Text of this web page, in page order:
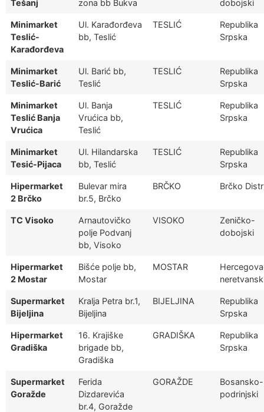
Tešanj zona bb Bukva dobojski
Minimarket
Teslić-
Karađorđeva
Ul. Karađorđeva
bb, Teslić
TESLIĆ
Republika
Srpska
Minimarket
Teslić-Barić
Ul. Barić bb,
Teslić
TESLIĆ
Republika
Srpska
Minimarket
Teslić Banja
Vrućica
Ul. Banja
Vrućica bb,
Teslić
TESLIĆ
Republika
Srpska
Minimarket
Tesić-Pijaca
Ul. Hilandarska
bb, Teslić
TESLIĆ
Republika
Srpska
Hipermarket
2 Brčko
Bulevar mira
br.5, Brčko
BRČKO Brčko
TC Visoko
Arnautovičko
polje Podvanj
bb, Visoko
VISOKO
Zeničko-
dobojski
Hipermarket
2 Mostar
Bišće polje bb,
Mostar
MOSTAR
Supermarket
Bijeljina
Kralja Petra br.1,
Bijeljina
BIJELJINA
Republika
Srpska
Hipermarket
Gradiška
16. Krajiške
brigade bb,
Gradiška
GRADIŠKA
Republika
Srpska
Supermarket
Goražde
Ferida
Dizdarevića
br.4, Goražde
GORAŽDE
Bosansko-
podrinjski